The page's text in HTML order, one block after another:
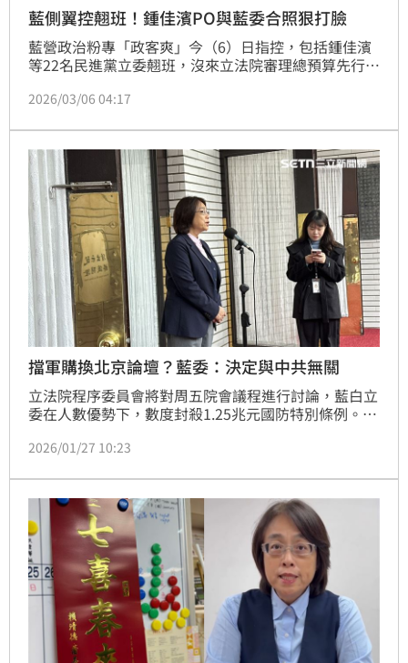
藍側翼控翹班！鍾佳濱PO與藍委合照狠打臉
藍營政治粉專「政客爽」今（6）日指控，包括鍾佳濱
等22名民進黨立委翹班，沒來立法院審理總預算先行動
出他們正在印度參加「瑞辛納對話」，要「零加薪網
他也無心揣度，只希望台灣能團結，向民主盟友展現團
結守護區域和平的期待與決心。
2026/03/06 04:17
擋軍購換北京論壇？藍委：決定與中共無關
立法院程序委員會將對周五院會議程進行討論，藍白立
委在人數優勢下，數度封殺1.25兆元國防特別條例。有
例草案付委審查，北京願意安排在2月2日至2月4日同
中的國民黨立委林倩綺今（27日）表示，程序委員會會
針對每個案子做最佳排案決定，而藍白所做的任何決定
絕對與中共無關。
2026/01/27 10:23